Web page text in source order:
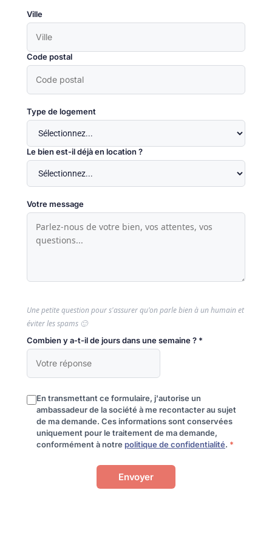
Ville
Code postal
Type de logement
Le bien est-il déjà en location ?
Votre message
Une petite question pour s'assurer qu'on parle bien à un humain et
éviter les spams 🙂
Combien y a-t-il de jours dans une semaine ? *
En transmettant ce formulaire, j'autorise un
ambassadeur de la société à me recontacter au sujet
de ma demande. Ces informations sont conservées
uniquement pour le traitement de ma demande,
conformément à notre politique de confidentialité. *
Envoyer